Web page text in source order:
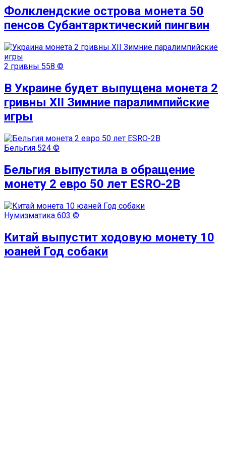
Фолклендские острова монета 50
пенсов Субантарктический пингвин
2 гривны 558 ©
В Украине будет выпущена монета 2
гривны XII Зимние паралимпийские
игры
Бельгия 524 ©
Бельгия выпустила в обращение
монету 2 евро 50 лет ESRO-2B
Нумизматика 603 ©
Китай выпустит ходовую монету 10
юаней Год собаки